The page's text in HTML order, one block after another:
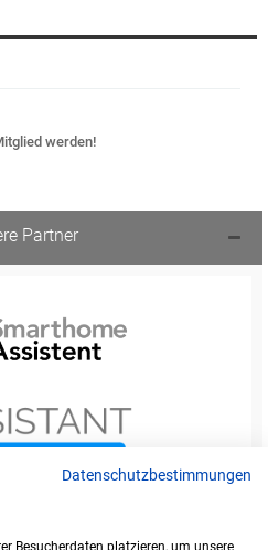
werden!
Partner
Datenschutzbestimmungen
Besucherdaten platzieren, um unsere